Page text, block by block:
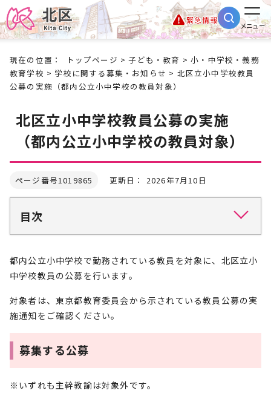
緊急情報
メニュー
現在の位置： トップページ >子ども・教育 >小・中学校・義務
教育学校 > 学校に関する募集・お知らせ > 北区立小中学校教員
公募の実施（都内公立小中学校の教員対象）
北区立小中学校教員公募の実施
（都内公立小中学校の教員対象）
ページ番号1019865 更新日： 2026年7月10日
目次
都内公立小中学校で勤務されている教員を対象に、北区立小
中学校教員の公募を行います。
対象者は、東京都教育委員会から示されている教員公募の実
施通知をご確認ください。
募集する公募
※いずれも主幹教諭は対象外です。